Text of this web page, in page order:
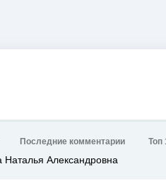
Последние комментарии Топ
Наталья Александровна